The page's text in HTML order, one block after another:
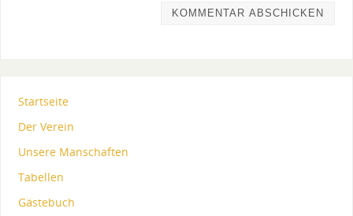
Startseite
Der Verein
Unsere Manschaften
Tabellen
Gästebuch